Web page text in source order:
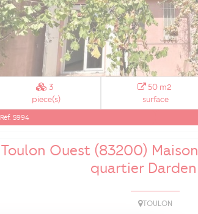
3
piece(s)
50 m2
surface
Réf. 5994
Toulon Ouest (83200)
quartier
TOULON